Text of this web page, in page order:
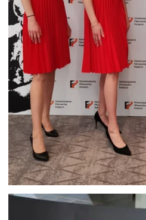
HOSTESSY NA GALE
NAGRÓD
WARSZAWIE